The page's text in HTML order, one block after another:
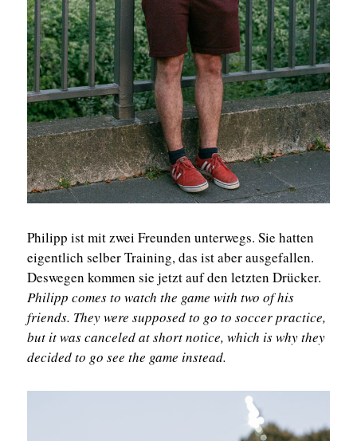
Philipp ist mit zwei Freunden unterwegs. Sie hatten
eigentlich selber Training, das ist aber ausgefallen.
Deswegen kommen sie jetzt auf den letzten Drücker.
Philipp comes to watch the game with two of his
friends. They were supposed to go to soccer practice,
but it was canceled at short notice, which is why they
decided to go see the game instead.